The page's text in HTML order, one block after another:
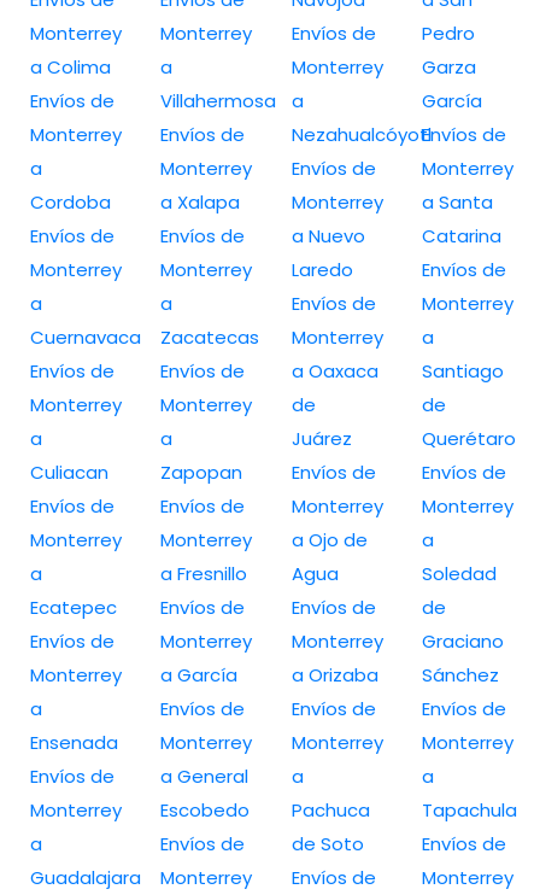
Monterrey
a Colima
Envíos de
Monterrey
a
Cordoba
Envíos de
Monterrey
a
Cuernavaca
Envíos de
Monterrey
a
Culiacan
Envíos de
Monterrey
a
Ecatepec
Envíos de
Monterrey
a
Ensenada
Envíos de
Monterrey
a
Guadalajara
Monterrey
a
Villahermosa
Envíos de
Monterrey
a Xalapa
Envíos de
Monterrey
a
Zacatecas
Envíos de
Monterrey
a
Zapopan
Envíos de
Monterrey
a Fresnillo
Envíos de
Monterrey
a García
Envíos de
Monterrey
a General
Escobedo
Envíos de
Monterrey
Envíos de
Monterrey
a
Nezahualcóyotl
Envíos de
Monterrey
a Nuevo
Laredo
Envíos de
Monterrey
a Oaxaca
de
Juárez
Envíos de
Monterrey
a Ojo de
Agua
Envíos de
Monterrey
a Orizaba
Envíos de
Monterrey
a
Pachuca
de Soto
Envíos de
Pedro
Garza
García
Envíos de
Monterrey
a Santa
Catarina
Envíos de
Monterrey
a
Santiago
de
Querétaro
Envíos de
Monterrey
a
Soledad
de
Graciano
Sánchez
Envíos de
Monterrey
a
Tapachula
Envíos de
Monterrey